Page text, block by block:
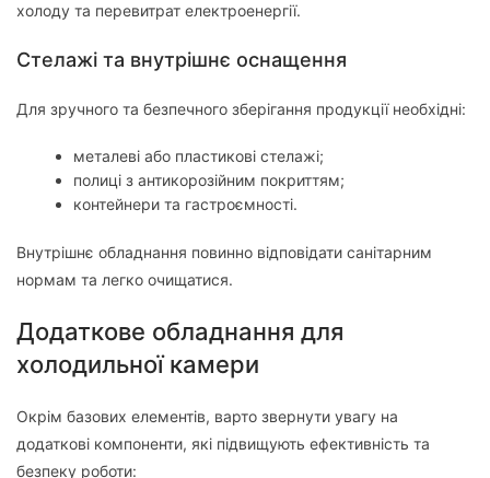
холоду та перевитрат електроенергії.
Стелажі та внутрішнє оснащення
Для зручного та безпечного зберігання продукції необхідні:
металеві або пластикові стелажі;
полиці з антикорозійним покриттям;
контейнери та гастроємності.
Внутрішнє обладнання повинно відповідати санітарним
нормам та легко очищатися.
Додаткове обладнання для
холодильної камери
Окрім базових елементів, варто звернути увагу на
додаткові компоненти, які підвищують ефективність та
безпеку роботи: